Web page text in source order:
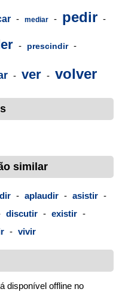
- mediar - pedir -
- prescindir -
- ver - volver
similar
- aplaudir - asistir -
discutir - existir -
- vivir
disponível offline no